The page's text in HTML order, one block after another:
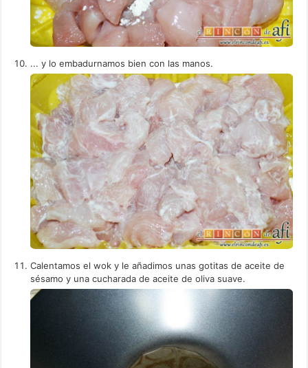
... y lo embadurnamos bien con las manos.
Calentamos el wok y le añadimos unas gotitas de aceite de
sésamo y una cucharada de aceite de oliva suave.